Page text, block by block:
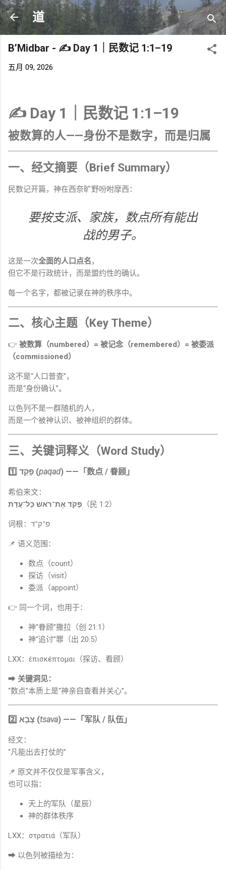
跳至主要内容
道
B’Midbar - ✍️ Day 1｜民数记 1:1–19
五月 09, 2026
✍️ Day 1｜民数记 1:1–19
被数算的人——身份不是数字，而是归属
一、经文摘要（Brief Summary）
民数记开篇，神在西奈旷野吩咐摩西：
要按支派、家族，数点所有能出
战的男子。
这是一次全面的人口点名，
但它不是行政统计，而是盟约性的确认。
每一个名字，都被记录在神的秩序中。
二、核心主题（Key Theme）
👉 被数算（numbered）= 被记念（remembered）= 被委派
（commissioned）
这不是“人口普查”，
而是“身份确认”。
以色列不是一群随机的人，
而是一个被神认识、被神组织的群体。
三、关键词释义（Word Study）
1️⃣ פָּקַד (paqad) ——「数点 / 眷顾」
希伯来文：
פָּקֹד אֶת־רֹאשׁ כָּל־עֲדַת （民 1:2）
词根：פ־ק־ד
📌 语义范围：
数点（count）
探访（visit）
委派（appoint）
👉 同一个词，也用于：
神“眷顾”撒拉（创 21:1）
神“追讨”罪（出 20:5）
LXX：ἐπισκέπτομαι（探访、看顾）
➡ 关键洞见：
“数点”本质上是“神亲自查看并关心”。
2️⃣ צָבָא (tsava) ——「军队 / 队伍」
经文：
“凡能出去打仗的”
📌 原文并不仅仅是军事含义，
也可以指：
天上的军队（星辰）
神的群体秩序
LXX：στρατιά（军队）
➡ 以色列被描绘为：